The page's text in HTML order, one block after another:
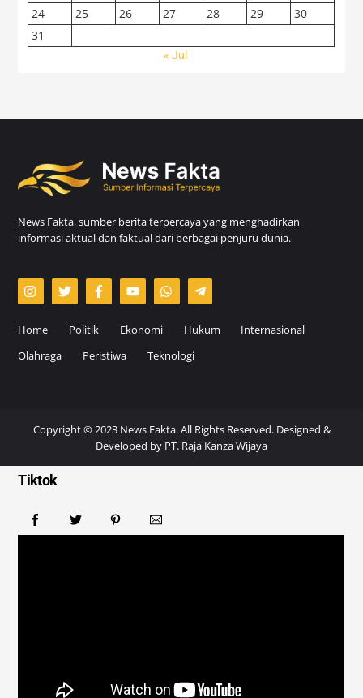
24
25 26 27 28 29
30
31
« Jul
News Fakta, sumber berita terpercaya yang menghadirkan
informasi aktual dan faktual dari berbagai penjuru dunia.
Home Politik Ekonomi Hukum
Internasional
Olahraga
Peristiwa Teknologi
Copyright © 2023 News Fakta. All Rights Reserved. Designed &
Developed by PT. Raja Kanza Wijaya
Tiktok